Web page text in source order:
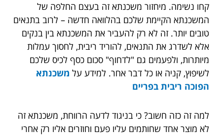
קחו נשימה. מיחזור משכנתא זה בעצם החלפה של
המשכנתא הקיימת שלכם בהלוואה חדשה – לרוב בתנאים
טובים יותר. זה לא רק להעביר את המשכנתא בין בנקים
אלא לשדרג את התנאים, להוריד ריבית, לחסוך עמלות
מיותרות, ולפעמים גם "לדחוף" סכום כסף לכיס שלכם
לשיפוץ, קניה או כל דבר אחר. למידע על משכנתא
הפוכה ריבית בפריים
למה זה כזה חשוב? כי בניגוד לדעה הרווחת, משכנתא זה
לא מוצר אחד שחותמים עליו פעם וחוזרים אליו רק אחרי